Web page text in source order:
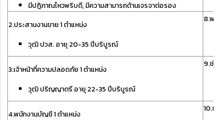
มีปฏิภาณไหวพริบดี, มีความสามารถด้านเจรจาต่อรอง
2.ประสานงานขาย 1 ตำแหน่ง
วุฒิ ปวส. อายุ 20-35 ปีบริบูรณ์
8.พนั
3.เจ้าหน้าที่ความปลอดภัย 1 ตำแหน่ง
วุฒิ ปริญญาตรี อายุ 22-35 ปีบริบูรณ์
9.ช่า
4.พนักงานบัญชี 1 ตำแหน่ง
10.ช่